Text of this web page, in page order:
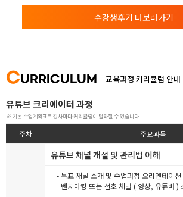
수강생후기 더보러가기
CURRICULUM 교육과정 커리큘럼 안내
유튜브 크리에이터 과정
※ 기본 수업계획표로 강사마다 커리큘럼이 달라질 수 있습니다.
주차 주요과목
유튜브 채널 개설 및 관리법 이해
- 목표 채널 소개 및 수업과정 오리엔테이션
- 벤치마킹 또는 선호 채널 ( 영상, 유튜버 )